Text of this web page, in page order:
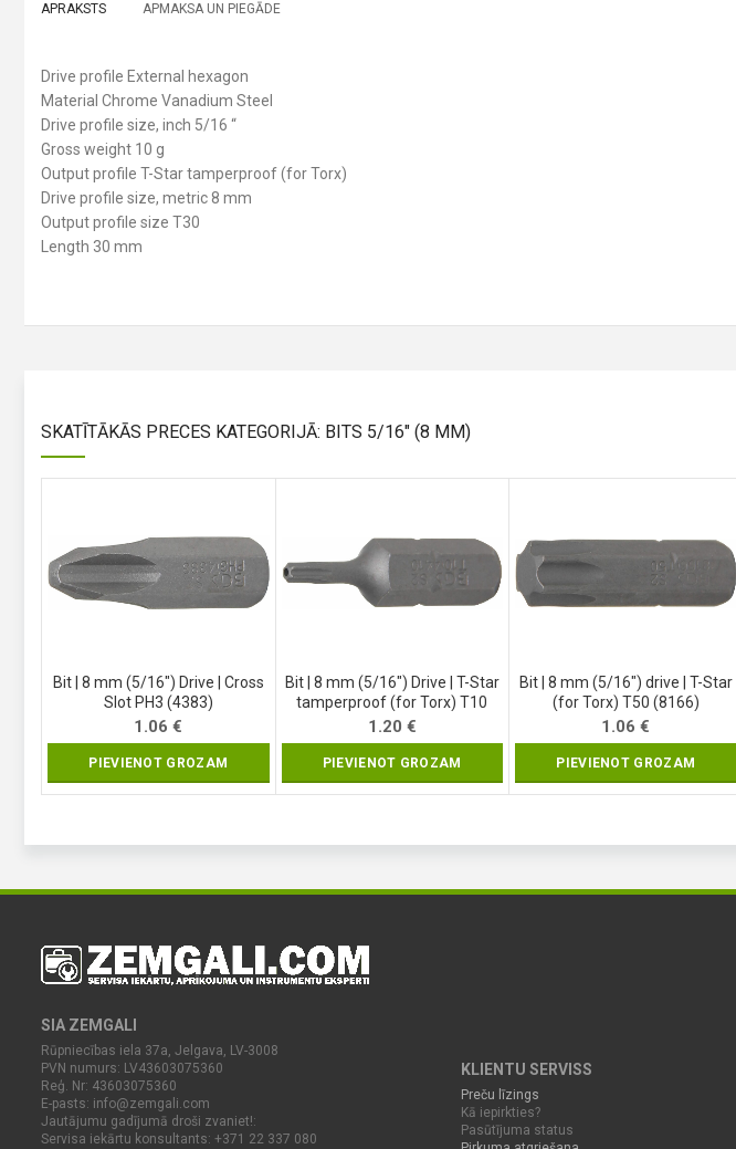
APRAKSTS APMAKSA UN PIEGĀDE
Drive profile External hexagon
Material Chrome Vanadium Steel
Drive profile size, inch 5/16 “
Gross weight 10 g
Output profile T-Star tamperproof (for Torx)
Drive profile size, metric 8 mm
Output profile size T30
Length 30 mm
SKATĪTĀKĀS PRECES KATEGORIJĀ: BITS 5/16" (8 MM)
Bit | 8 mm (5/16″) Drive | Cross
Slot PH3 (4383)
1.06€
PIEVIENOT GROZAM
Bit | 8 mm (5/16″) Drive | T-Star
tamperproof (for Torx) T10
(4410)
1.20 €
PIEVIENOT GROZAM
Bit | 8 mm (5/16″) drive | T-Star
(for Torx) T50 (8166)
1.06€
PIEVIENOT GROZAM
SIA ZEMGALI
Rūpniecības iela 37a, Jelgava, LV-3008
PVN numurs: LV43603075360
Reģ. Nr: 43603075360
E-pasts: info@zemgali.com
Jautājumu gadījumā droši zvaniet!:
Servisa iekārtu konsultants: +371 22 337 080
KLIENTU SERVISS
Preču līzings
Kā iepirkties?
Pasūtījuma status